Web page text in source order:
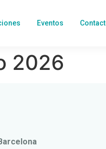
Eventos
2026